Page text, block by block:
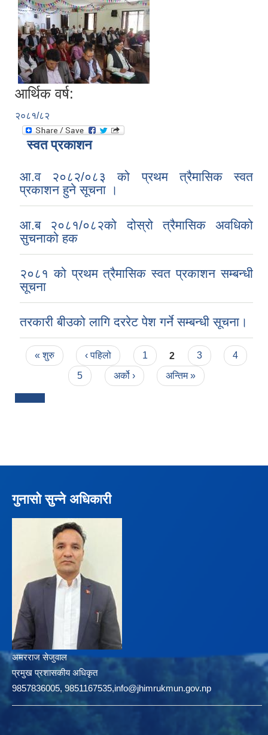
आर्थिक वर्ष:
२०८१/८२
स्वत प्रकाशन
आ.व २०८२/०८३ को प्रथम त्रैमासिक स्वत
प्रकाशन हुने सूचना ।
आ.ब २०८१/०८२को दोस्रो त्रैमासिक अवधिको
सुचनाको हक
२०८१ को प्रथम त्रैमासिक स्वत प्रकाशन सम्बन्धी
सूचना
तरकारी बीउको लागि दररेट पेश गर्ने सम्बन्धी सूचना।
Pages
« शुरु ‹ पहिलो 1 2 3
4
5
अर्को › अन्तिम »
गुनासो सुन्ने अधिकारी
अमरराज सेजुवाल
प्रमुख प्रशासकीय अधिकृत
9857836005, 9851167535,info@jhimrukmun.gov.np